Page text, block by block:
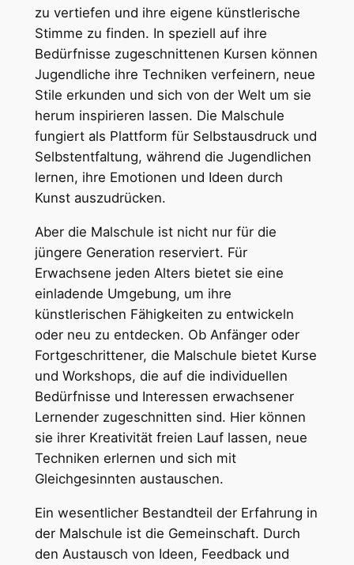
zu vertiefen und ihre eigene künstlerische
Stimme zu finden. In speziell auf ihre
Bedürfnisse zugeschnittenen Kursen können
Jugendliche ihre Techniken verfeinern, neue
Stile erkunden und sich von der Welt um sie
herum inspirieren lassen. Die Malschule
fungiert als Plattform für Selbstausdruck und
Selbstentfaltung, während die Jugendlichen
lernen, ihre Emotionen und Ideen durch
Kunst auszudrücken.
Aber die Malschule ist nicht nur für die
jüngere Generation reserviert. Für
Erwachsene jeden Alters bietet sie eine
einladende Umgebung, um ihre
künstlerischen Fähigkeiten zu entwickeln
oder neu zu entdecken. Ob Anfänger oder
Fortgeschrittener, die Malschule bietet Kurse
und Workshops, die auf die individuellen
Bedürfnisse und Interessen erwachsener
Lernender zugeschnitten sind. Hier können
sie ihrer Kreativität freien Lauf lassen, neue
Techniken erlernen und sich mit
Gleichgesinnten austauschen.
Ein wesentlicher Bestandteil der Erfahrung in
der Malschule ist die Gemeinschaft. Durch
den Austausch von Ideen, Feedback und